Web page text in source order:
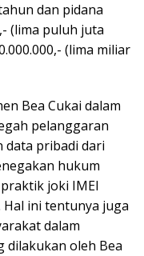
dan pidana
(lima puluh juta
(lima miliar
Bea Cukai dalam
pelanggaran
data pribadi dari
hukum
joki IMEI
ini tentunya juga
dalam
oleh Bea